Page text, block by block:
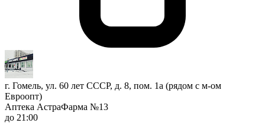
г. Гомель, ул. 60 лет СССР, д. 8, пом. 1а (рядом с м-ом
Евроопт)
Аптека АстраФарма №13
до 21:00